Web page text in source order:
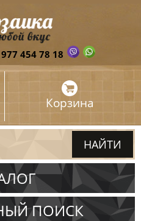
454 78 18
Корзина
ПОИСК